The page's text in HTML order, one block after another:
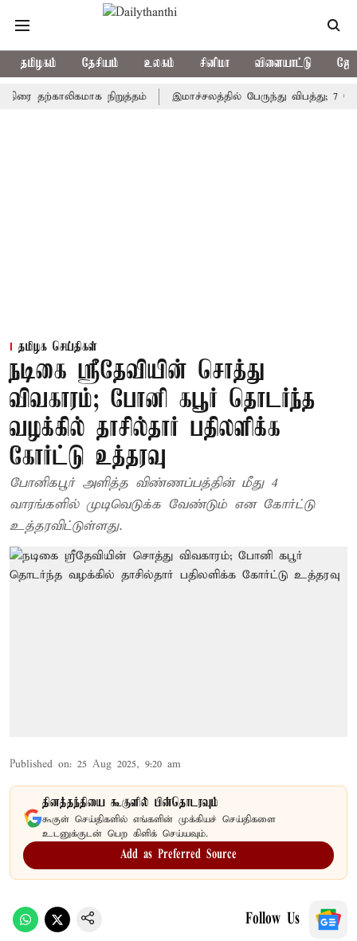
தமிழகம் தேசியம் உலகம் சினிமா விளையாட்டு
நிறுத்தம் இமாச்சலத்தில் பேருந்து விபத்து; 7 பேர்
தமிழக செய்திகள்
நடிகை ஸ்ரீதேவியின் சொத்து
விவகாரம்; போனி கபூர் தொடர்ந்த
வழக்கில் தாசில்தார் பதிலளிக்க
கோர்ட்டு உத்தரவு
போனிகபூர் அளித்த விண்ணப்பத்தின் மீது 4
வாரங்களில் முடிவெடுக்க வேண்டும் என கோர்ட்டு
உத்தரவிட்டுள்ளது.
Published on: 25 Aug 2025, 9:20 am
தினத்தந்தியை கூகுளில் பின்தொடரவும்
கூகுள் செய்திகளில் எங்களின் முக்கியச் செய்திகளை
உடனுக்குடன் பெற கிளிக் செய்யவும்.
Add as Preferred Source
Follow Us